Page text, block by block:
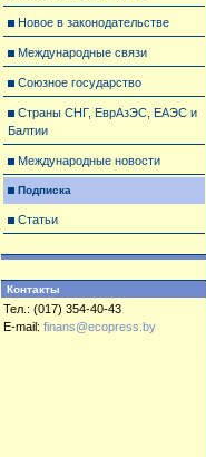
Новое в законодательстве
Международные связи
Союзное государство
Страны СНГ, ЕврАзЭС, ЕАЭС и
Балтии
Международные новости
Подписка
Статьи
Контакты
Тел.: (017) 354-40-43
E-mail: finans@ecopress.by